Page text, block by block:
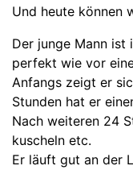
Und heute können
Der junge Mann ist
perfekt wie vor
Anfangs zeigt er
Stunden hat er
Nach weiteren 24
kuscheln etc.
Er läuft gut an der